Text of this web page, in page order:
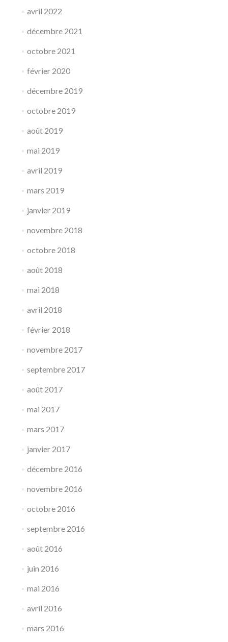
avril 2022
décembre 2021
octobre 2021
février 2020
décembre 2019
octobre 2019
août 2019
mai 2019
avril 2019
mars 2019
janvier 2019
novembre 2018
octobre 2018
août 2018
mai 2018
avril 2018
février 2018
novembre 2017
septembre 2017
août 2017
mai 2017
mars 2017
janvier 2017
décembre 2016
novembre 2016
octobre 2016
septembre 2016
août 2016
juin 2016
mai 2016
avril 2016
mars 2016